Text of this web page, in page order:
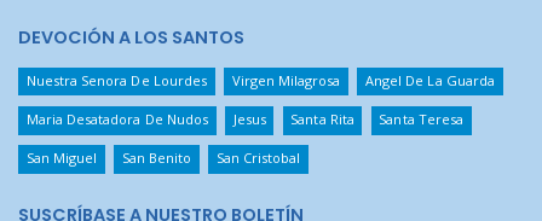
DEVOCIÓN A LOS SANTOS
Nuestra Senora De Lourdes Virgen Milagrosa Angel De La Guarda
Maria Desatadora De Nudos Jesus Santa Rita Santa Teresa
San Miguel San Benito San Cristobal
SUSCRÍBASE A NUESTRO BOLETÍN